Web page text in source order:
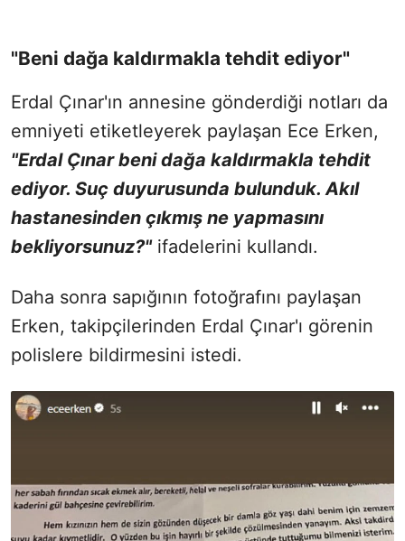
"Beni dağa kaldırmakla tehdit ediyor"
Erdal Çınar'ın annesine gönderdiği notları da
emniyeti etiketleyerek paylaşan Ece Erken,
"Erdal Çınar beni dağa kaldırmakla tehdit
ediyor. Suç duyurusunda bulunduk. Akıl
hastanesinden çıkmış ne yapmasını
bekliyorsunuz?"ifadelerini kullandı.
Daha sonra sapığının fotoğrafını paylaşan
Erken, takipçilerinden Erdal Çınar'ı görenin
polislere bildirmesini istedi.